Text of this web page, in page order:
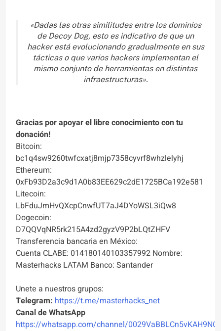
«Dadas las otras similitudes entre los dominios
de Decoy Dog, esto es indicativo de que un
hacker está evolucionando gradualmente en sus
tácticas o que varios hackers implementan el
mismo conjunto de herramientas en distintas
infraestructuras».
Gracias por apoyar el libre conocimiento con tu
donación!
Bitcoin:
bc1q4sw9260twfcxatj8mjp7358cyvrf8whzlelyhj
Ethereum:
0xFb93D2a3c9d1A0b83EE629c2dE1725BCa192e581
Litecoin:
LbFduJmHvQXcpCnwfUT7aJ4DYoWSL3iQw8
Dogecoin:
D7QQVqNR5rk215A4zd2gyzV9P2bLQtZHFV
Transferencia bancaria en México:
Cuenta CLABE: 014180140103357992 Nombre:
Masterhacks LATAM Banco: Santander
Unete a nuestros grupos:
Telegram: https://t.me/masterhacks_net
Canal de WhatsApp
https://whatsapp.com/channel/